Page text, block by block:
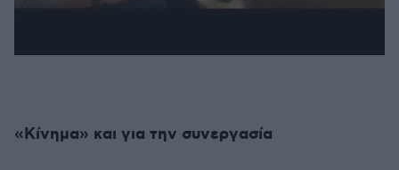
«Κίνημα» και για την συνεργασία